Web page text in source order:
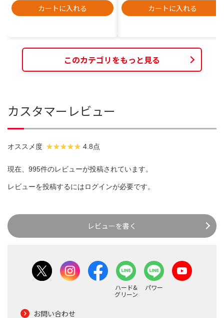
カートに入れる カートに入れる
このカテゴリをもっと見る
カスタマーレビュー
オススメ度 4.8点
現在、995件のレビューが投稿されています。
レビューを投稿するにはログインが必要です。
レビューを書く
ハード&
グリーン
パワー
お問い合わせ